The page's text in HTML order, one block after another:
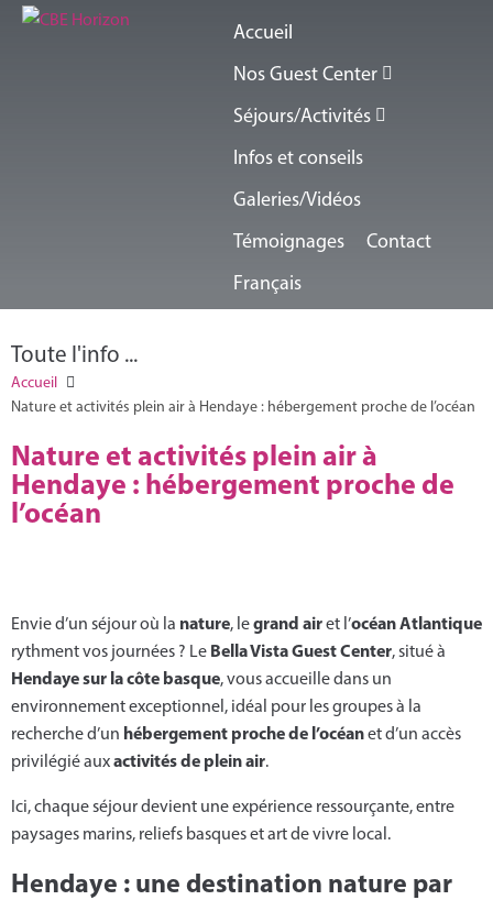
Accueil
Nos Guest Center
Séjours/Activités
Infos et conseils
Galeries/Vidéos
Témoignages
Contact
Français
Toute l'info ...
Accueil
Nature et activités plein air à Hendaye : hébergement proche de l’océan
Nature et activités plein air à
Hendaye : hébergement proche de
l’océan
Envie d’un séjour où la nature, legrand airet l’océan Atlantique
rythment vos journées ? Le Bella Vista Guest Center, situé à
Hendaye sur la côte basque, vous accueille dans un
environnement exceptionnel, idéal pour les groupes à la
recherche d’un hébergement proche de l’océanet d’un accès
privilégié auxactivités de plein air.
Ici, chaque séjour devient une expérience ressourçante, entre
paysages marins, reliefs basques et art de vivre local.
Hendaye : une destination nature par